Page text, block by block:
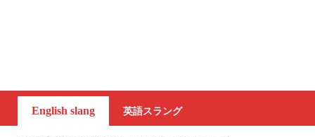
English slang 英語スラング